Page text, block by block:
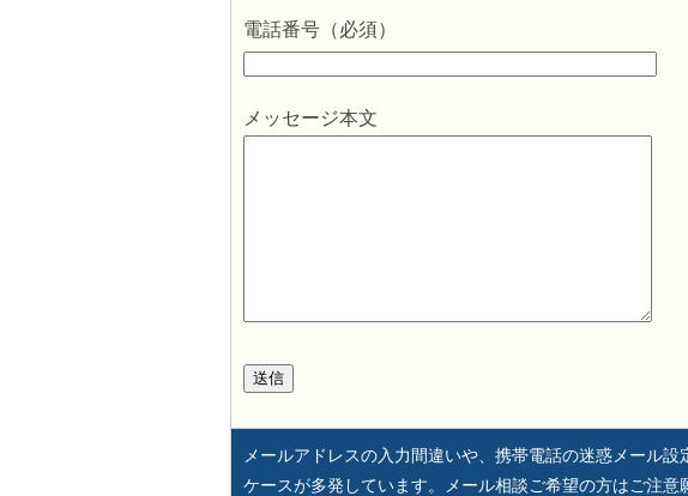
電話番号（必須）
メッセージ本文
メールアドレスの入力間違いや、携帯電話の迷惑メール
ケースが多発しています。メール相談ご希望の方はご注意